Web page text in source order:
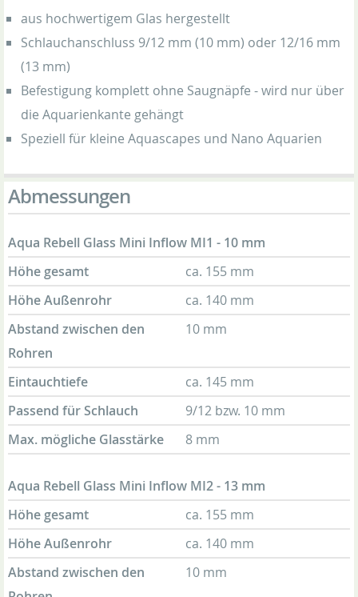
aus hochwertigem Glas hergestellt
Schlauchanschluss 9/12 mm (10 mm) oder 12/16 mm
(13 mm)
Befestigung komplett ohne Saugnäpfe - wird nur über
die Aquarienkante gehängt
Speziell für kleine Aquascapes und Nano Aquarien
Abmessungen
Aqua Rebell Glass Mini Inflow MI1 - 10 mm
Höhe gesamt
ca. 155 mm
Höhe Außenrohr
ca. 140 mm
Abstand zwischen den
Rohren
10 mm
Eintauchtiefe
ca. 145 mm
Passend für Schlauch
9/12 bzw. 10 mm
Max. mögliche Glasstärke
8 mm
Aqua Rebell Glass Mini Inflow MI2 - 13 mm
Höhe gesamt
ca. 155 mm
Höhe Außenrohr
ca. 140 mm
Abstand zwischen den
10 mm